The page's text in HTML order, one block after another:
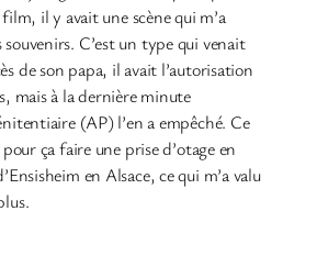
il y avait une scène qui m’a
C’est un type qui venait
de son papa, il avait l’autorisation
mais à la dernière minute
(AP) l’en a empêché. Ce
ça faire une prise d’otage en
en Alsace, ce qui m’a valu